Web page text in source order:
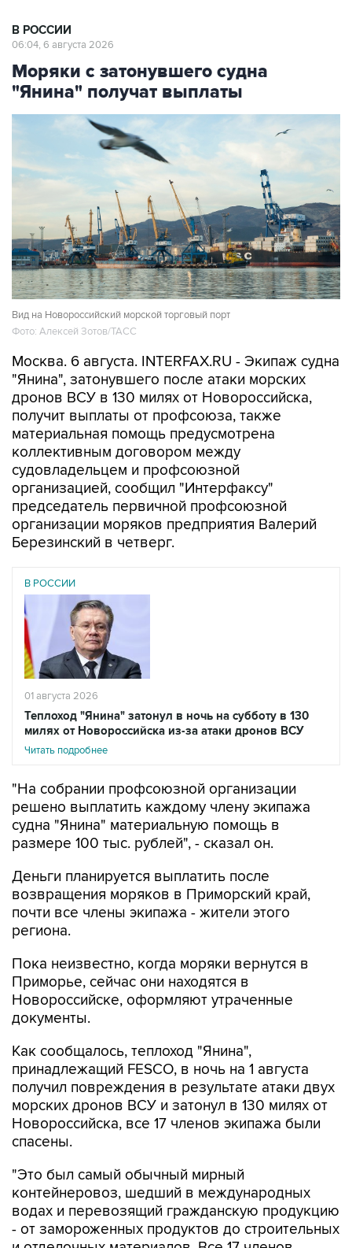
В РОССИИ
06:04, 6 августа 2026
Моряки с затонувшего судна
"Янина" получат выплаты
Вид на Новороссийский морской торговый порт
Фото: Алексей Зотов/ТАСС
Москва. 6 августа. INTERFAX.RU - Экипаж судна
"Янина", затонувшего после атаки морских
дронов ВСУ в 130 милях от Новороссийска,
получит выплаты от профсоюза, также
материальная помощь предусмотрена
коллективным договором между
судовладельцем и профсоюзной
организацией, сообщил "Интерфаксу"
председатель первичной профсоюзной
организации моряков предприятия Валерий
Березинский в четверг.
В РОССИИ
01 августа 2026
Теплоход "Янина" затонул в ночь на субботу в 130
милях от Новороссийска из-за атаки дронов ВСУ
Читать подробнее
"На собрании профсоюзной организации
решено выплатить каждому члену экипажа
судна "Янина" материальную помощь в
размере 100 тыс. рублей", - сказал он.
Деньги планируется выплатить после
возвращения моряков в Приморский край,
почти все члены экипажа - жители этого
региона.
Пока неизвестно, когда моряки вернутся в
Приморье, сейчас они находятся в
Новороссийске, оформляют утраченные
документы.
Как сообщалось, теплоход "Янина",
принадлежащий FESCO, в ночь на 1 августа
получил повреждения в результате атаки двух
морских дронов ВСУ и затонул в 130 милях от
Новороссийска, все 17 членов экипажа были
спасены.
"Это был самый обычный мирный
контейнеровоз, шедший в международных
водах и перевозящий гражданскую продукцию
- от замороженных продуктов до строительных